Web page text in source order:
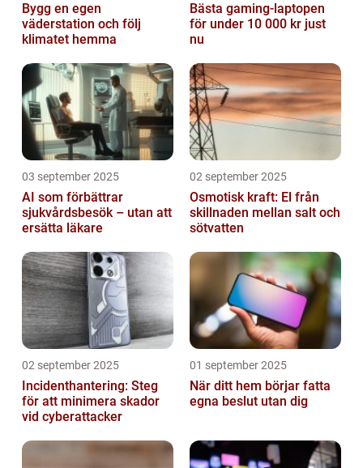
Bygg en egen
väderstation och följ
klimatet hemma
Bästa gaming-laptopen
för under 10 000 kr just
nu
03 september 2025
AI som förbättrar
sjukvårdsbesök – utan att
ersätta läkare
02 september 2025
Osmotisk kraft: El från
skillnaden mellan salt och
sötvatten
02 september 2025
Incidenthantering: Steg
för att minimera skador
vid cyberattacker
01 september 2025
När ditt hem börjar fatta
egna beslut utan dig